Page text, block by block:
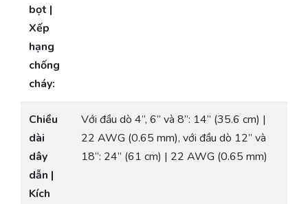
bọt |
Xếp
hạng
chống
cháy:
Chiều
dài
dây
dẫn |
Kích
Với đầu dò 4”, 6” và 8”: 14” (35.6 cm) |
22 AWG (0.65 mm), với đầu dò 12” và
18”: 24” (61 cm) | 22 AWG (0.65 mm)